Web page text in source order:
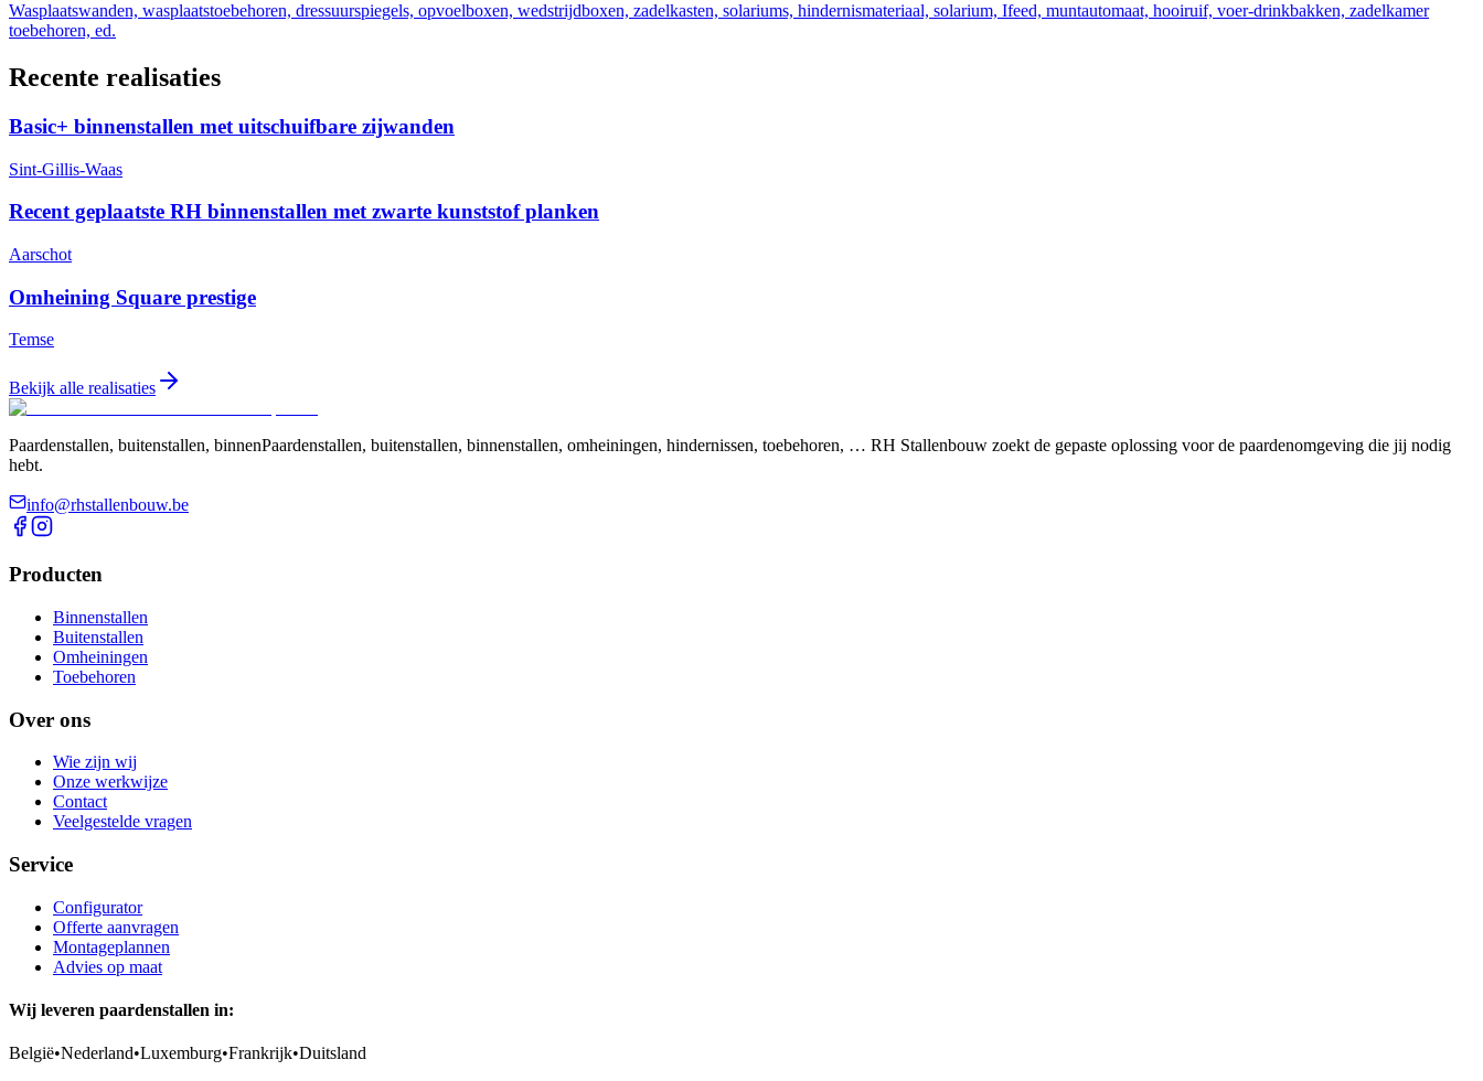
Wasplaatswanden, wasplaatstoebehoren, dressuurspiegels, opvoelboxen, wedstrijdboxen, zadelkasten, solariums, hindernismateriaal, solarium, Ifeed, muntautomaat, hooiruif, voer-drinkbakken, zadelkamer
toebehoren, ed.
Recente realisaties
Basic+ binnenstallen met uitschuifbare zijwanden
Sint-Gillis-Waas
Recent geplaatste RH binnenstallen met zwarte kunststof planken
Aarschot
Omheining Square prestige
Temse
Bekijk alle realisaties
Paardenstallen, buitenstallen, binnenPaardenstallen, buitenstallen, binnenstallen, omheiningen, hindernissen, toebehoren, … RH Stallenbouw zoekt de gepaste oplossing voor de paardenomgeving die jij nodig
hebt.
info@rhstallenbouw.be
Producten
Binnenstallen
Buitenstallen
Omheiningen
Toebehoren
Over ons
Wie zijn wij
Onze werkwijze
Contact
Veelgestelde vragen
Service
Configurator
Offerte aanvragen
Montageplannen
Advies op maat
Wij leveren paardenstallen in:
België•Nederland•Luxemburg•Frankrijk•Duitsland